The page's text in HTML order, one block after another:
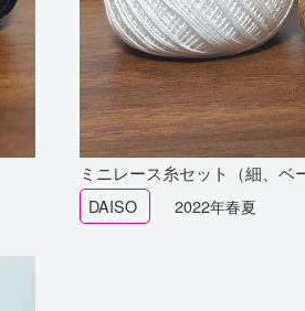
ミニレース糸セット（細、ベ
DAISO 2022年春夏